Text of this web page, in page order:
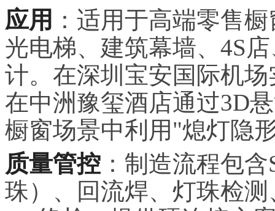
应用 ：适用于高端零售
光电梯、建筑幕墙、4S
计。在深圳宝安国际机
在中洲豫玺酒店通过3D
橱窗场景中利用"熄灯隐
质量管控 ：制造流程包
珠）、回流焊、灯珠检